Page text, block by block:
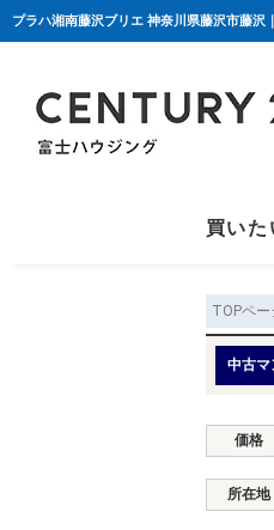
プラハ湘南藤沢ブリエ 神奈川県藤沢市藤
買いた
TOPペー
中古マ
価格
所在地